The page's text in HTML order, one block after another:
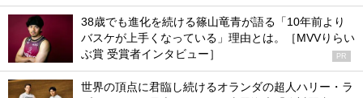
38歳でも進化を続ける篠山竜青が語る「10年前より
バスケが上手くなっている」理由とは。［MVVりらい
ぶ賞 受賞者インタビュー］
PR
世界の頂点に君臨し続けるオランダの超人ハリー・ラ